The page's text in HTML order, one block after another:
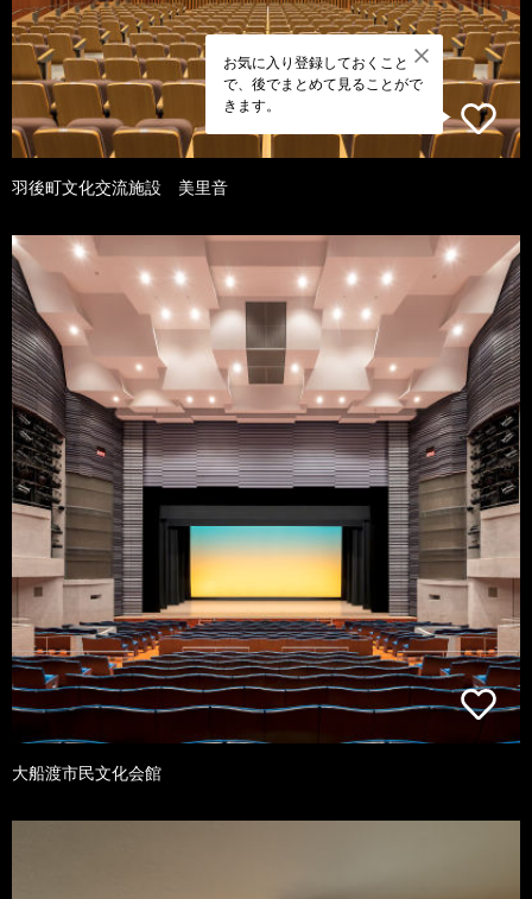
お気に入り登録しておくこと
で、後でまとめて見ることがで
きます。
羽後町文化交流施設 美里音
大船渡市民文化会館